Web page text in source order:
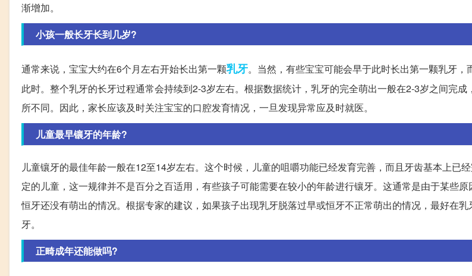
渐增加。
小孩一般长牙长到几岁?
通常来说，宝宝大约在6个月左右开始长出第一颗乳牙。当然，有些宝宝可能会早于此时长出第一颗乳牙，
此时。整个乳牙的长牙过程通常会持续到2-3岁左右。根据数据统计，乳牙的完全萌出一般在2-3岁之间完
所不同。因此，家长应该及时关注宝宝的口腔发育情况，一旦发现异常应及时就医。
儿童最早镶牙的年龄?
儿童镶牙的最佳年龄一般在12至14岁左右。这个时候，儿童的咀嚼功能已经发育完善，而且牙齿基本上已
定的儿童，这一规律并不是百分之百适用，有些孩子可能需要在较小的年龄进行镶牙。这通常是由于某些
恒牙还没有萌出的情况。根据专家的建议，如果孩子出现乳牙脱落过早或恒牙不正常萌出的情况，最好在
牙。
正畸成年还能做吗?